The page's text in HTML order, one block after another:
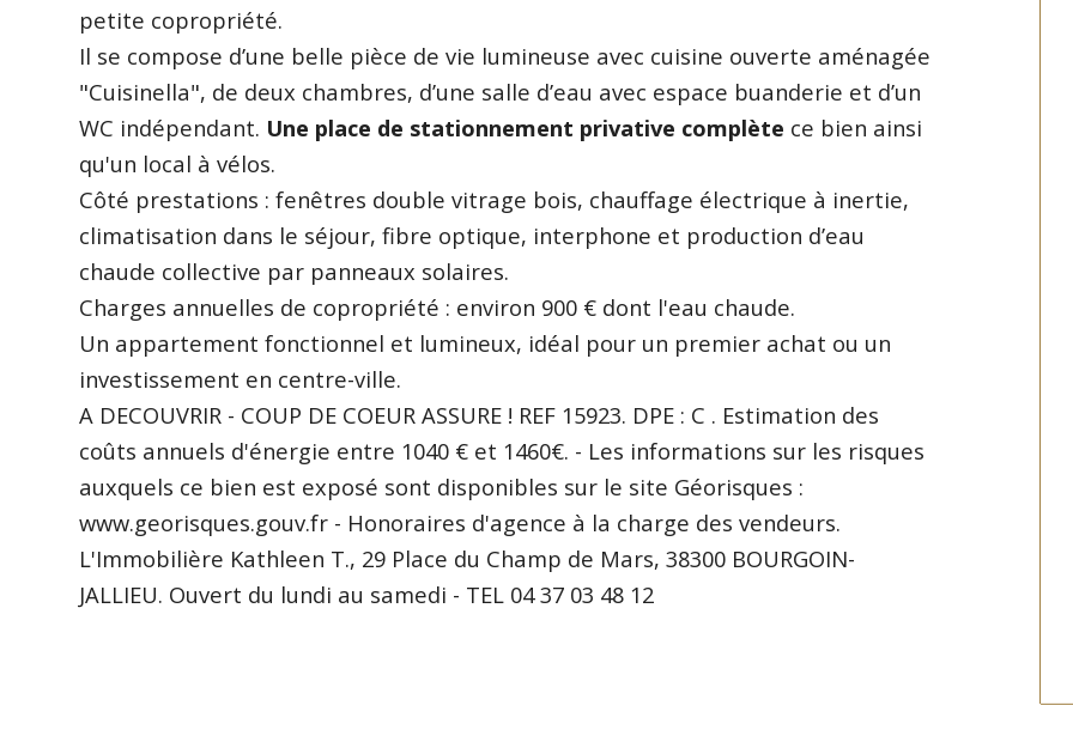
petite copropriété.
Il se compose d’une belle pièce de vie lumineuse avec cuisine ouverte aménagée
"Cuisinella", de deux chambres, d’une salle d’eau avec espace buanderie et d’un
WC indépendant. Une place de stationnement privative complète ce bien ainsi
qu'un local à vélos.
Côté prestations : fenêtres double vitrage bois, chauffage électrique à inertie,
climatisation dans le séjour, fibre optique, interphone et production d’eau
chaude collective par panneaux solaires.
Charges annuelles de copropriété : environ 900 € dont l'eau chaude.
Un appartement fonctionnel et lumineux, idéal pour un premier achat ou un
investissement en centre-ville.
A DECOUVRIR - COUP DE COEUR ASSURE ! REF 15923. DPE : C . Estimation des
coûts annuels d'énergie entre 1040 € et 1460€. - Les informations sur les risques
auxquels ce bien est exposé sont disponibles sur le site Géorisques :
www.georisques.gouv.fr - Honoraires d'agence à la charge des vendeurs.
L'Immobilière Kathleen T., 29 Place du Champ de Mars, 38300 BOURGOIN-
JALLIEU. Ouvert du lundi au samedi - TEL 04 37 03 48 12